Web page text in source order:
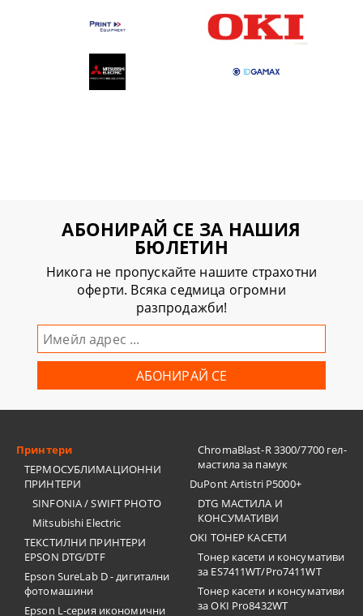
АБОНИРАЙ СЕ ЗА НАШИЯ
БЮЛЕТИН
Никога не пропускайте нашите страхотни
оферти. Всяка седмица огромни
разпродажби!
Принтери
ТЕРМОСУБЛИМАЦИОННИ
ПРИНТЕРИ
SINFONIA / SWIFT PHOTO
Mitsubishi Electric
ТЕКСТИЛНИ ПРИНТЕРИ
EPSON DTG/DTF
Epson SureLab D - дигитални
фотомашини
Epson L-серия икономични
ChromaBlast-R 3300/7700 гел-
мастила за памук
DuPont Artistri P5000+
DTG МАСТИЛА И
КОНСУМАТИВИ
OKI ТОНЕР КАСЕТИ
Тонер касети и консумативи
за ES7411WT/Pro7411WT
Тонер касети и консумативи
за OKI Pro8432WT